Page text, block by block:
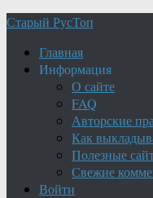
Старый РусТоп
Главная
Информация
О сайте
FAQ
Авторские
Как
Полезные
Свежие
Войти